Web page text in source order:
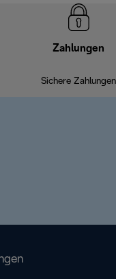
Zahlungen
Sichere Zahlungen